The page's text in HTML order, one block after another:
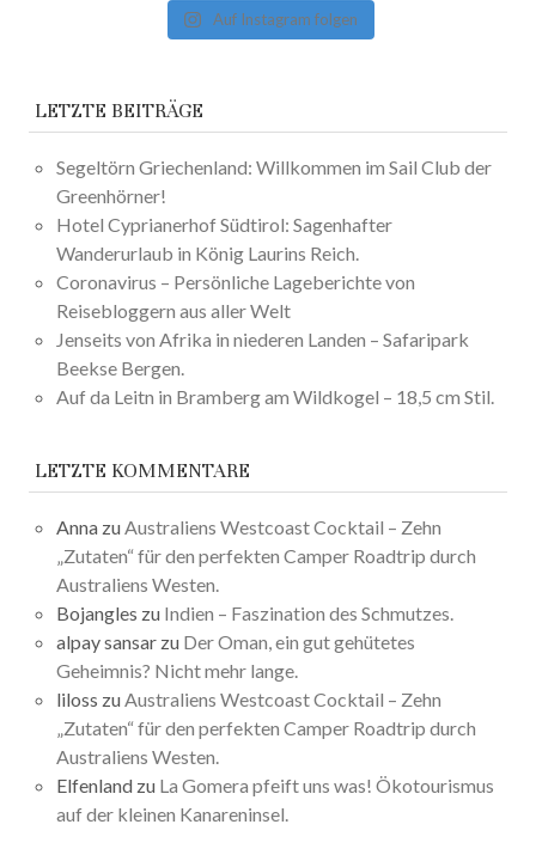
Auf Instagram folgen
LETZTE BEITRÄGE
Segeltörn Griechenland: Willkommen im Sail Club der
Greenhörner!
Hotel Cyprianerhof Südtirol: Sagenhafter
Wanderurlaub in König Laurins Reich.
Coronavirus – Persönliche Lageberichte von
Reisebloggern aus aller Welt
Jenseits von Afrika in niederen Landen – Safaripark
Beekse Bergen.
Auf da Leitn in Bramberg am Wildkogel – 18,5 cm Stil.
LETZTE KOMMENTARE
Anna zuAustraliens Westcoast Cocktail – Zehn
„Zutaten“ für den perfekten Camper Roadtrip durch
Australiens Westen.
Bojangles zu Indien – Faszination des Schmutzes.
alpay sansar zu Der Oman, ein gut gehütetes
Geheimnis? Nicht mehr lange.
liloss zuAustraliens Westcoast Cocktail – Zehn
„Zutaten“ für den perfekten Camper Roadtrip durch
Australiens Westen.
Elfenland zu La Gomera pfeift uns was! Ökotourismus
auf der kleinen Kanareninsel.